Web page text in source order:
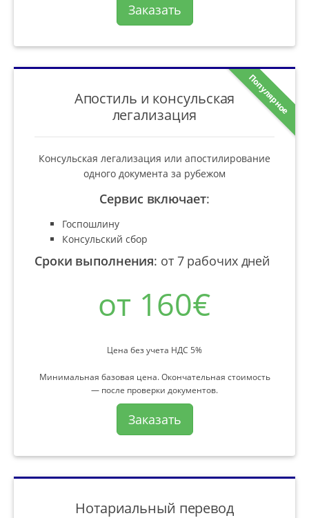
Заказать
Популярное
Апостиль и консульская
легализация
Консульская легализация или апостилирование
одного документа за рубежом
Сервис включает:
Госпошлину
Консульский сбор
Сроки выполнения: от 7 рабочих дней
от 160€
Цена без учета НДС 5%
Минимальная базовая цена. Окончательная стоимость
— после проверки документов.
Заказать
Нотариальный перевод